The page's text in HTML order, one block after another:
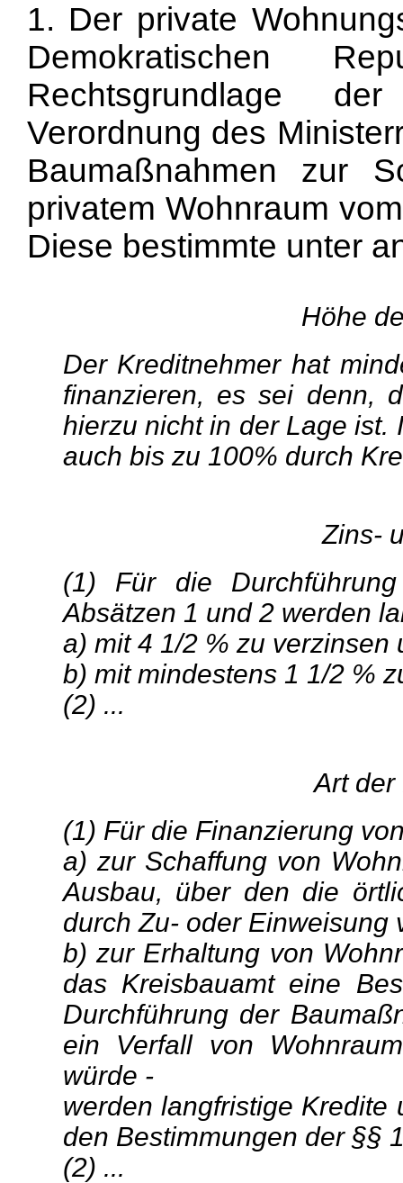
1. Der private
Demokratischen
Rechtsgrundlage
Verordnung des
Baumaßnahmen zur
privatem Wohnraum
Diese bestimmte unter
Höhe
Der Kreditnehmer hat
finanzieren, es sei denn,
hierzu nicht in der Lage ist.
auch bis zu 100% durch
Zins-
(1) Für die
Absätzen 1 und 2 werden
a) mit 4 1/2 % zu verzinsen
b) mit mindestens 1 1/2 %
(2) ...
Art der
(1) Für die Finanzierung
a) zur Schaffung von
Ausbau, über den die
durch Zu- oder Einweisung
b) zur Erhaltung von
das Kreisbauamt eine
Durchführung der
ein Verfall von
würde -
werden langfristige Kredite
den Bestimmungen der §§
(2) ...